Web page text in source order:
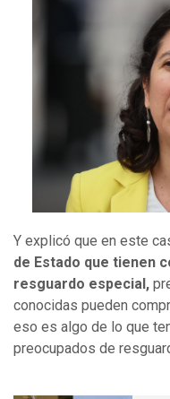
Y explicó que en este
de Estado que tienen
resguardo especial,
conocidas pueden
eso es algo de lo que
preocupados de